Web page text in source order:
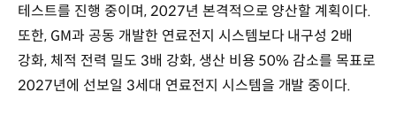
테스트를 진행 중이며, 2027년 본격적으로 양산할 계획이다.
또한, GM과 공동 개발한 연료전지 시스템보다 내구성 2배
강화, 체적 전력 밀도 3배 강화, 생산 비용 50% 감소를 목표로
2027년에 선보일 3세대 연료전지 시스템을 개발 중이다.